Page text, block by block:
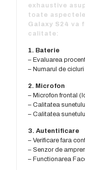
exhaustive
toate
Galaxy S24va
calitate:
1. Baterie
– Evaluarea
– Numarul de
2. Microfon
– Microfon frontal
– Calitatea
– Calitatea
3. Autentificare
– Verificare fara
– Senzor de
– Functionarea